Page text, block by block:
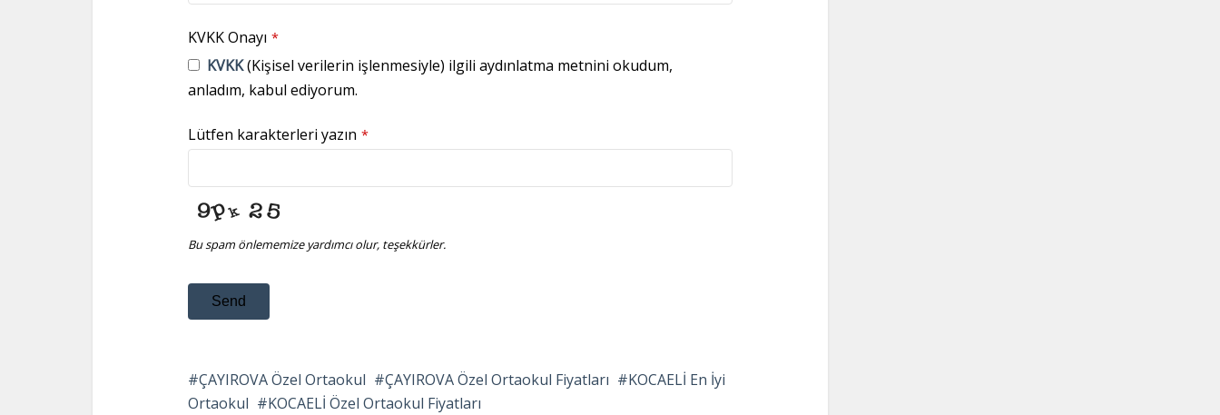
KVKK Onayı *
KVKK(Kişisel verilerin işlenmesiyle) ilgili aydınlatma metnini okudum,
anladım, kabul ediyorum.
Lütfen karakterleri yazın *
Bu spam önlememize yardımcı olur, teşekkürler.
Send
field
should
ÇAYIROVA Özel Ortaokul ÇAYIROVA Özel Ortaokul Fiyatları
KOCAELİ En İyi
Ortaokul
KOCAELİ Özel Ortaokul Fiyatları